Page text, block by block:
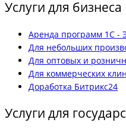
Услуги для бизнеса
Аренда программ 1С
Для небольших
Для оптовых и
Для коммерческих
Доработка Битрикс24
Услуги для